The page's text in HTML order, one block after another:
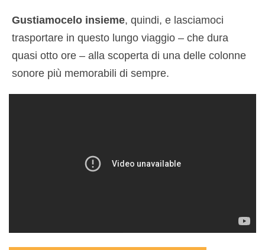
Gustiamocelo insieme, quindi, e lasciamoci
trasportare in questo lungo viaggio – che dura
quasi otto ore – alla scoperta di una delle colonne
sonore più memorabili di sempre.